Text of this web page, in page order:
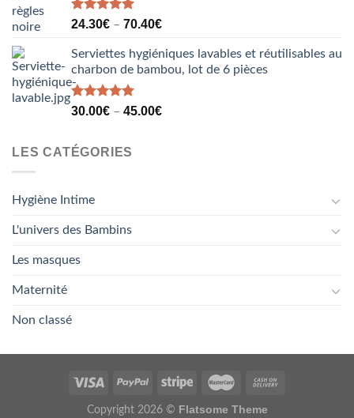
Note5.00
24.30€ – 70.40€
Serviettes hygiéniques lavables et réutilisables au
charbon de bambou, lot de 6 pièces
Note5.00
30.00€ – 45.00€
LES CATÉGORIES
Hygiène Intime
L'univers des Bambins
Les masques
Maternité
Non classé
Copyright 2026 © Flatsome Theme